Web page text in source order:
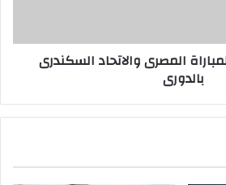
المصرى والاتحاد السكندرى
بالدورى